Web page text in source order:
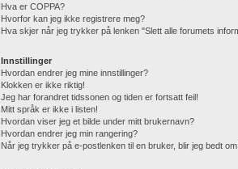
Hva er COPPA?
Hvorfor kan jeg ikke registrere meg?
Hva skjer når jeg trykker på lenken "Slett alle forumets
Innstillinger
Hvordan endrer jeg mine innstillinger?
Klokken er ikke riktig!
Jeg har forandret tidssonen og tiden er fortsatt feil!
Mitt språk er ikke i listen!
Hvordan viser jeg et bilde under mitt brukernavn?
Hvordan endrer jeg min rangering?
Når jeg trykker på e-postlenken til en bruker, blir jeg bedt